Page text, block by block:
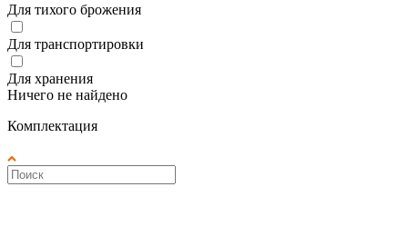
Для тихого брожения
Для транспортировки
Для хранения
Ничего не найдено
Комплектация